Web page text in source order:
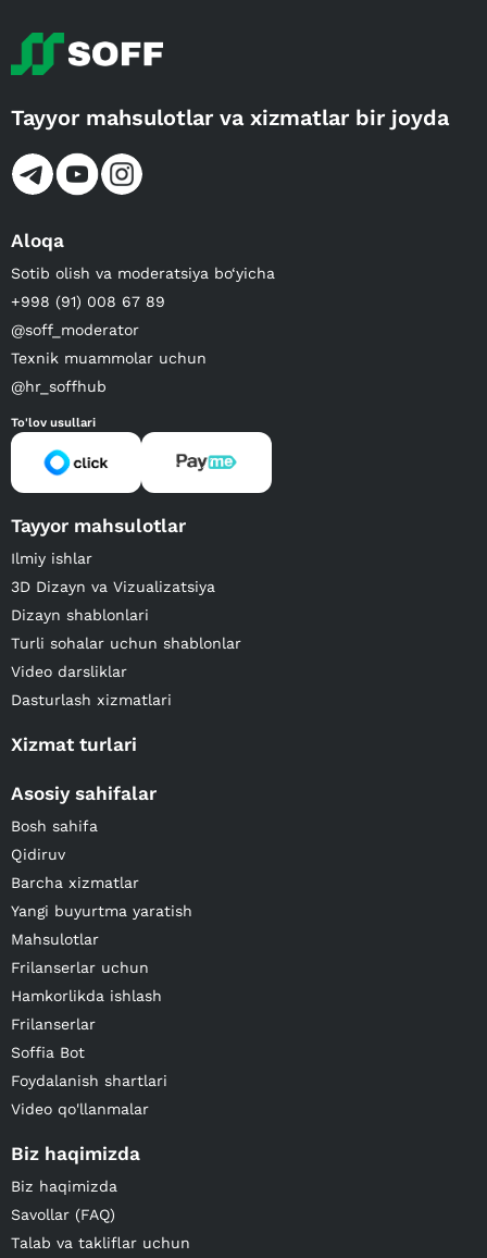
Tayyor mahsulotlar va xizmatlar bir joyda
Aloqa
Sotib olish va moderatsiya bo‘yicha
+998 (91) 008 67 89
@soff_moderator
Texnik muammolar uchun
@hr_soffhub
To'lov usullari
Tayyor mahsulotlar
Ilmiy ishlar
3D Dizayn va Vizualizatsiya
Dizayn shablonlari
Turli sohalar uchun shablonlar
Video darsliklar
Dasturlash xizmatlari
Xizmat turlari
Asosiy sahifalar
Bosh sahifa
Qidiruv
Barcha xizmatlar
Yangi buyurtma yaratish
Mahsulotlar
Frilanserlar uchun
Hamkorlikda ishlash
Frilanserlar
Soffia Bot
Foydalanish shartlari
Video qo'llanmalar
Biz haqimizda
Biz haqimizda
Savollar (FAQ)
Talab va takliflar uchun